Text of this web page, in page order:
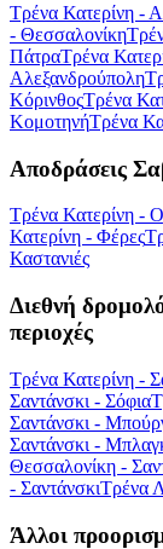
Τρένα Κατερίνη -
- Θεσσαλονίκη
ΠάτραΤρένα
Αλεξανδρούπολη
ΚόρινθοςΤρένα
ΚομοτηνήΤρένα
Αποδράσεις
Τρένα Κατερίνη -
Κατερίνη - Φέρες
Καστανιές
Διεθνή
περιοχές
Τρένα Κατερίνη -
Σαντάνσκι - Σόφια
Σαντάνσκι -
Σαντάνσκι -
Θεσσαλονίκη -
- ΣαντάνσκιΤρένα
Άλλοι